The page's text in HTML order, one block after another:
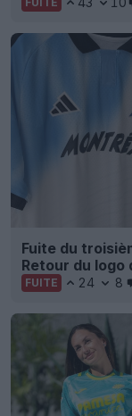
Fuite du
Retour du
FUITE 24 8